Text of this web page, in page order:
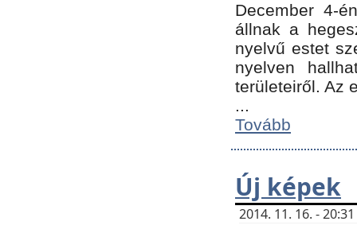
December 4-
állnak a
nyelvű estet
nyelven
területeiről. Az
...
Tovább
Új képek
2014. 11. 16. -